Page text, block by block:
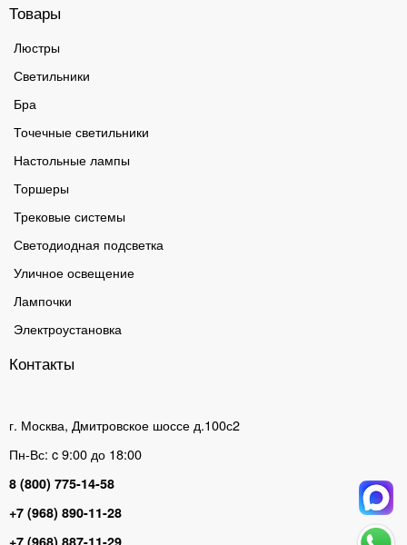
Товары
Люстры
Светильники
Бра
Точечные светильники
Настольные лампы
Торшеры
Трековые системы
Светодиодная подсветка
Уличное освещение
Лампочки
Электроустановка
Контакты
г. Москва, Дмитровское шоссе д.100с2
Пн-Вс: c 9:00 до 18:00
8 (800) 775-14-58
+7 (968) 890-11-28